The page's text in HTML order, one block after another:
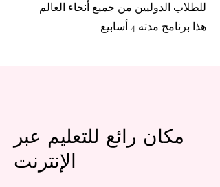
للطلاب الدوليين من جميع أنحاء العالم
هذا برنامج مدته 4 أسابيع
مكان رائع للتعليم عبر
الإنترنت